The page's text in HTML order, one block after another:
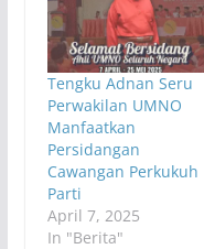
Tengku Adnan Seru
Perwakilan UMNO
Manfaatkan
Persidangan
Cawangan Perkukuh
Parti
April 7, 2025
In "Berita"